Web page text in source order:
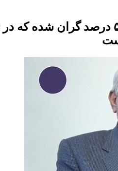
قیمت شیرخام در ۲ ماه گذشته